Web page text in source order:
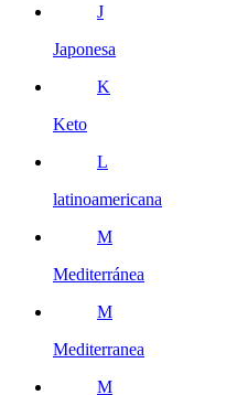
J
Japonesa
K
Keto
L
latinoamericana
M
Mediterránea
M
Mediterranea
M